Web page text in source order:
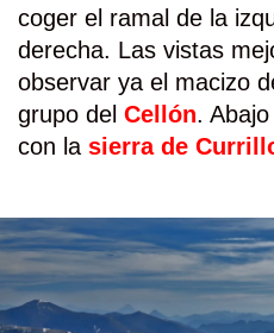
coger el ramal de la
derecha. Las vistas
observar ya el macizo
grupo del Cellón. Abajo
con la sierra de